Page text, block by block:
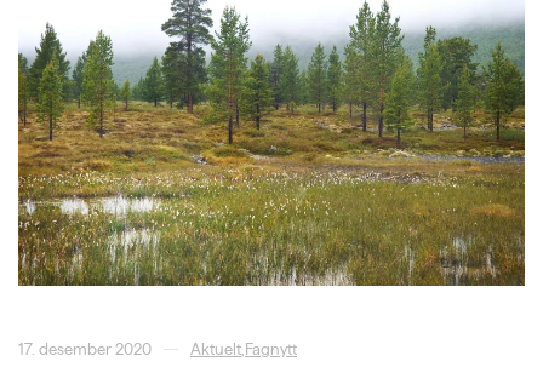
17. desember 2020 Aktuelt Fagnytt